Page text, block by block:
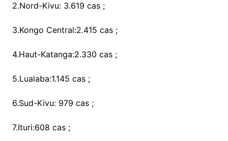
2.Nord-Kivu: 3.619 cas ;
3.Kongo Central:2.415 cas ;
4.Haut-Katanga:2.330 cas ;
5.Lualaba:1.145 cas ;
6.Sud-Kivu: 979 cas ;
7.Ituri:608 cas ;